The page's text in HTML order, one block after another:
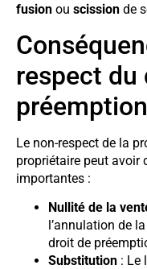
fusion ou scission de
respect du
préemption
Le non-respect de la
propriétaire peut avoir
importantes :
Nullité de la
l’annulation de
droit de
Substitution : Le